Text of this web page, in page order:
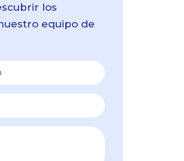
los
equipo de